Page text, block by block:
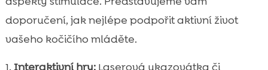
doporučení, jak nejlépe podpořit aktivní život
vašeho kočičího mláděte.
Interaktivní hry:Laserová ukazovátka či